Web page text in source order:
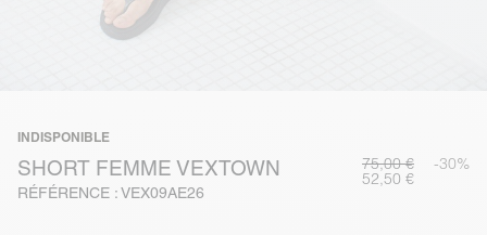
INDISPONIBLE
SHORT FEMME VEXTOWN
RÉFÉRENCE : VEX09AE26
75,00 € -30%
52,50 €